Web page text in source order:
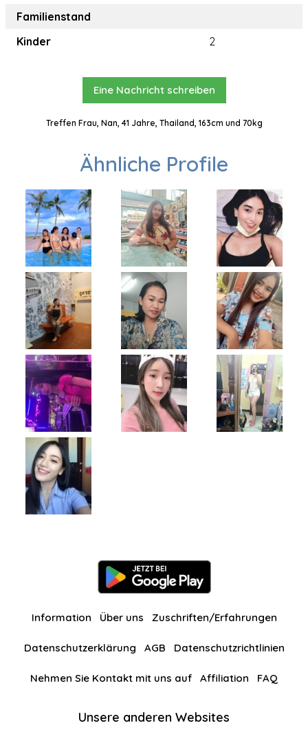
Familienstand
Kinder
2
Eine Nachricht schreiben
Treffen Frau, Nan, 41 Jahre, Thailand, 163cm und 70kg
Ähnliche Profile
Information Über uns Zuschriften/Erfahrungen
Datenschutzerklärung AGB Datenschutzrichtlinien
Nehmen Sie Kontakt mit uns auf Affiliation FAQ
Unsere anderen Websites